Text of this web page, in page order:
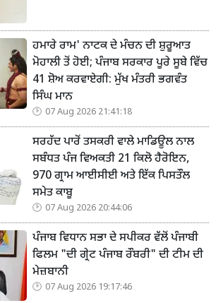
ਹਮਾਰੇ ਰਾਮ' ਨਾਟਕ ਦੇ ਮੰਚਨ ਦੀ ਸ਼ੁਰੂਆਤ
ਮੋਹਾਲੀ ਤੋਂ ਹੋਈ; ਪੰਜਾਬ ਸਰਕਾਰ ਪੂਰੇ ਸੂਬੇ ਵਿੱਚ
41 ਸ਼ੋਅ ਕਰਵਾਏਗੀ: ਮੁੱਖ ਮੰਤਰੀ ਭਗਵੰਤ
ਸਿੰਘ ਮਾਨ
07 Aug 2026 21:41:18
ਸਰਹੱਦ ਪਾਰੋਂ ਤਸਕਰੀ ਵਾਲੇ ਮਾਡਿਊਲ ਨਾਲ
ਸਬੰਧਤ ਪੰਜ ਵਿਅਕਤੀ 21 ਕਿਲੋ ਹੈਰੋਇਨ,
970 ਗ੍ਰਾਮ ਆਈਸੀਈ ਅਤੇ ਇੱਕ ਪਿਸਤੌਲ
ਸਮੇਤ ਕਾਬੂ
07 Aug 2026 20:44:06
ਪੰਜਾਬ ਵਿਧਾਨ ਸਭਾ ਦੇ ਸਪੀਕਰ ਵੱਲੋਂ ਪੰਜਾਬੀ
ਫਿਲਮ "ਦੀ ਗ੍ਰੇਟ ਪੰਜਾਬ ਰੌਬਰੀ" ਦੀ ਟੀਮ ਦੀ
ਮੇਜ਼ਬਾਨੀ
07 Aug 2026 19:17:46